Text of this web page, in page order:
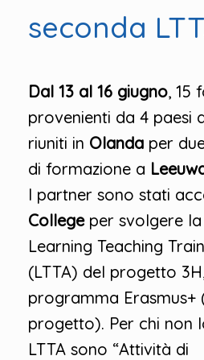
seconda
Dal 13 al 16 giugno, 15
provenienti da 4 paesi
riuniti in Olanda per
di formazione a
I partner sono stati
College per svolgere
Learning Teaching
(LTTA) del progetto
programma Erasmus+
progetto). Per chi non
LTTA sono “Attività di